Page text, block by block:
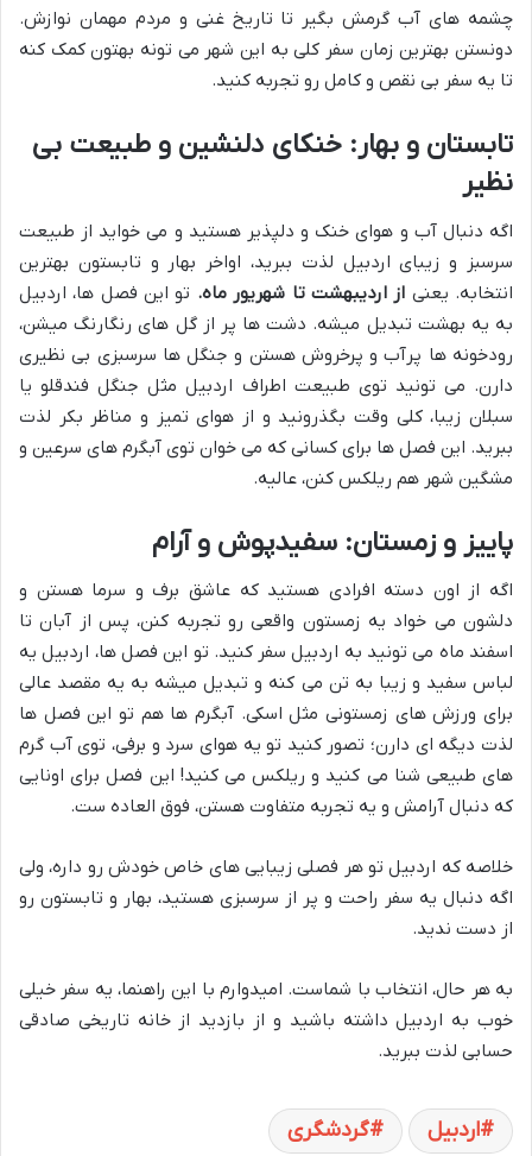
چشمه های آب گرمش بگیر تا تاریخ غنی و مردم مهمان نوازش.
دونستن بهترین زمان سفر کلی به این شهر می تونه بهتون کمک کنه
تا یه سفر بی نقص و کامل رو تجربه کنید.
تابستان و بهار: خنکای دلنشین و طبیعت بی
نظیر
اگه دنبال آب و هوای خنک و دلپذیر هستید و می خواید از طبیعت
سرسبز و زیبای اردبیل لذت ببرید، اواخر بهار و تابستون بهترین
انتخابه. یعنی از اردیبهشت تا شهریور ماه. تو این فصل ها، اردبیل
به یه بهشت تبدیل میشه. دشت ها پر از گل های رنگارنگ میشن،
رودخونه ها پرآب و پرخروش هستن و جنگل ها سرسبزی بی نظیری
دارن. می تونید توی طبیعت اطراف اردبیل مثل جنگل فندقلو یا
سبلان زیبا، کلی وقت بگذرونید و از هوای تمیز و مناظر بکر لذت
ببرید. این فصل ها برای کسانی که می خوان توی آبگرم های سرعین و
مشگین شهر هم ریلکس کنن، عالیه.
پاییز و زمستان: سفیدپوش و آرام
اگه از اون دسته افرادی هستید که عاشق برف و سرما هستن و
دلشون می خواد یه زمستون واقعی رو تجربه کنن، پس از آبان تا
اسفند ماه می تونید به اردبیل سفر کنید. تو این فصل ها، اردبیل یه
لباس سفید و زیبا به تن می کنه و تبدیل میشه به یه مقصد عالی
برای ورزش های زمستونی مثل اسکی. آبگرم ها هم تو این فصل ها
لذت دیگه ای دارن؛ تصور کنید تو یه هوای سرد و برفی، توی آب گرم
های طبیعی شنا می کنید و ریلکس می کنید! این فصل برای اونایی
که دنبال آرامش و یه تجربه متفاوت هستن، فوق العاده ست.
خلاصه که اردبیل تو هر فصلی زیبایی های خاص خودش رو داره، ولی
اگه دنبال یه سفر راحت و پر از سرسبزی هستید، بهار و تابستون رو
از دست ندید.
به هر حال، انتخاب با شماست. امیدوارم با این راهنما، یه سفر خیلی
خوب به اردبیل داشته باشید و از بازدید از خانه تاریخی صادقی
حسابی لذت ببرید.
اردبیل گردشگری